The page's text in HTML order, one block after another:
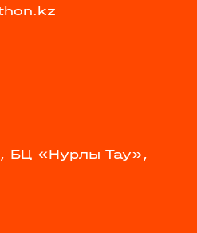
БЦ «Нурлы Тау»,